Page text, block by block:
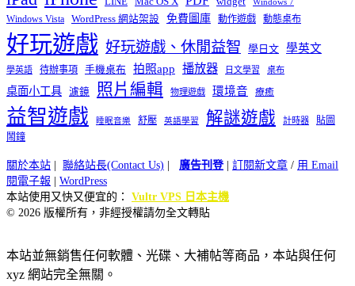
Windows 7
Windows Vista WordPress 網站架設 免費圖庫 動作遊戲 動態桌布
好玩遊戲 好玩遊戲、休閒益智 學日文 學英文
學英語 待辦事項 手機桌布 拍照app 播放器 日文學習 桌布
桌面小工具 濾鏡 照片編輯 物理遊戲 環境音 療癒
益智遊戲 睡眠音樂 舒壓 英語學習 解謎遊戲 計時器
貼圖
鬧鐘
關於本站 聯絡站長(Contact Us) 廣告刊登| 訂閱新文章 / 用 Email
閱電子報
WordPress
本站使用又快又便宜的： Vultr VPS 日本主機
© 2026 版權所有，非經授權請勿全文轉貼
本站並無銷售任何軟體、光碟、大補帖等商品，本站與任何
xyz 網站完全無關。